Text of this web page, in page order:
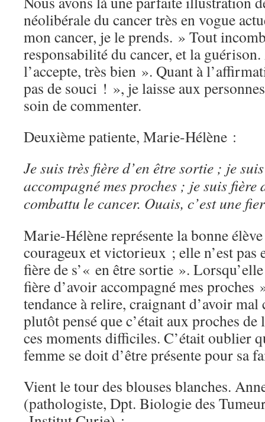
néolibérale du cancer très en vogue
mon cancer, je le prends. » Tout
responsabilité du cancer, et la
l’accepte, très bien ». Quant à
pas de souci ! », je laisse aux
soin de commenter.
Deuxième patiente, Marie-Hélène :
Je suis très fière d’en être sortie ; je
accompagné mes proches ; je suis
combattu le cancer. Ouais, c’est une
Marie-Hélène représente la bonne
courageux et victorieux ; elle n’est pas
fière de s’« en être sortie ».
fière d’avoir accompagné mes proches
tendance à relire, craignant d’avoir
plutôt pensé que c’était aux proches de
ces moments difficiles. C’était oublier
femme se doit d’être présente pour sa
Vient le tour des blouses blanches.
(pathologiste, Dpt. Biologie des